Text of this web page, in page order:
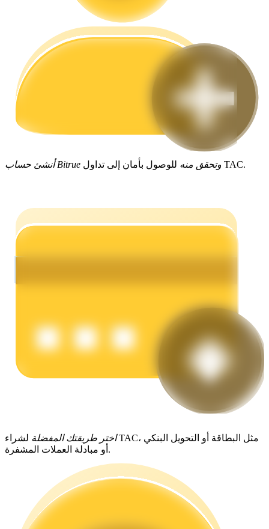
استراتيجيات التداول
خنزير الطاقة
احصل على مكافآت تنافسية يوميًا
أنشئ حساب Bitrue وتحقق منه للوصول بأمان إلى تداول TAC.
اختر طريقتك المفضلة لشراء TAC، مثل البطاقة أو التحويل البنكي
أو مبادلة العملات المشفرة.